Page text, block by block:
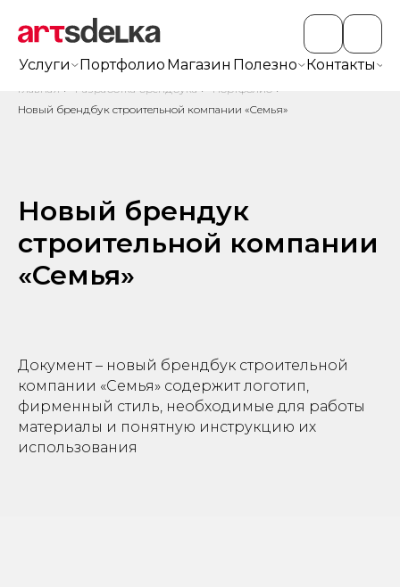
Услуги Портфолио Магазин Полезно Контакты
Главная / Разработка брендбука / Портфолио /
Новый брендбук строительной компании «Семья»
Новый брендук
строительной компании
«Семья»
Документ – новый брендбук строительной
компании «Семья» содержит логотип,
фирменный стиль, необходимые для работы
материалы и понятную инструкцию их
использования